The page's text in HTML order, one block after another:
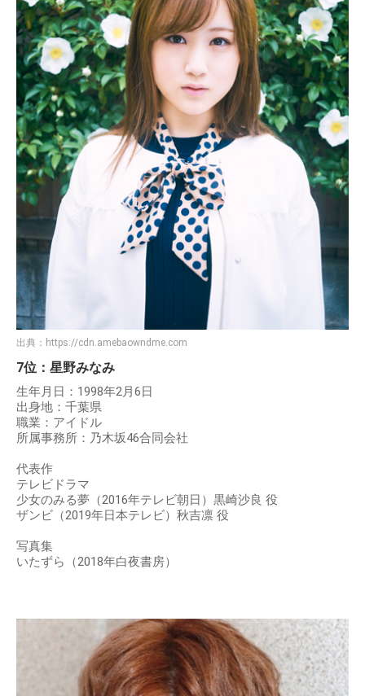
出典： https://cdn.amebaowndme.com
7位：星野みなみ
生年月日：1998年2月6日
出身地：千葉県
職業：アイドル
所属事務所：乃木坂46合同会社
代表作
テレビドラマ
少女のみる夢（2016年テレビ朝日）黒崎沙良 役
ザンビ（2019年日本テレビ）秋吉凛 役
写真集
いたずら（2018年白夜書房）